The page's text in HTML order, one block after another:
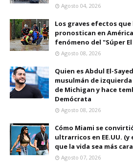
Agosto 04, 2026
Los graves efectos
pronostican en
fenómeno del "Súper
Agosto 08, 2026
Quien es Abdul El-
musulmán de
de Michigan y hace
Demócrata
Agosto 08, 2026
Cómo Miami se
ultrarricos en EE.UU.
que la vida sea más
Agosto 07, 2026